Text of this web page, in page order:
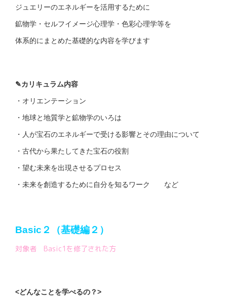
ジュエリーのエネルギーを活用するために
鉱物学・セルフイメージ心理学・色彩心理学等を
体系的にまとめた基礎的な内容を学びます
✎カリキュラム内容
・オリエンテーション
・地球と地質学と鉱物学のいろは
・人が宝石のエネルギーで受ける影響とその理由について
・古代から果たしてきた宝石の役割
・望む未来を出現させるプロセス
・未来を創造するために自分を知るワーク など
Basic２（基礎編２）
対象者 Basic1を修了された方
<どんなことを学べるの？>